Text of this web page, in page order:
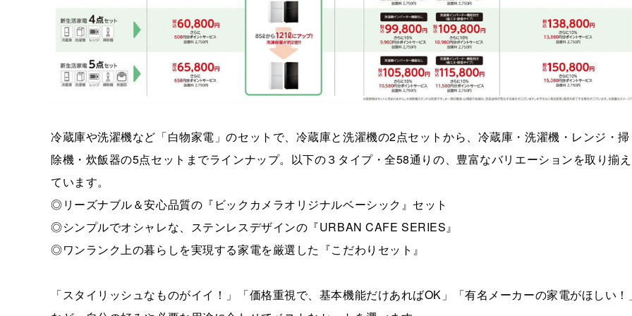
冷蔵庫や洗濯機など「白物家電」のセットで、冷蔵庫と洗濯機の2点セットから、冷蔵庫・洗濯機・レンジ・掃
除機・炊飯器の5点セットまでラインナップ。以下の３タイプ・全58通りの、豊富なバリエーションを取り揃え
ています。
◎リーズナブル＆安心品質の『ビックカメラオリジナルベーシック』セット
◎シンプルでオシャレな、ステンレスデザインの『URBAN CAFE SERIES』
◎ワンランク上の暮らしを実現する家電を厳選した『こだわりセット』
「スタイリッシュなものがイイ！」「価格重視で、基本機能だけあればOK」「有名メーカーの家電がほしい！